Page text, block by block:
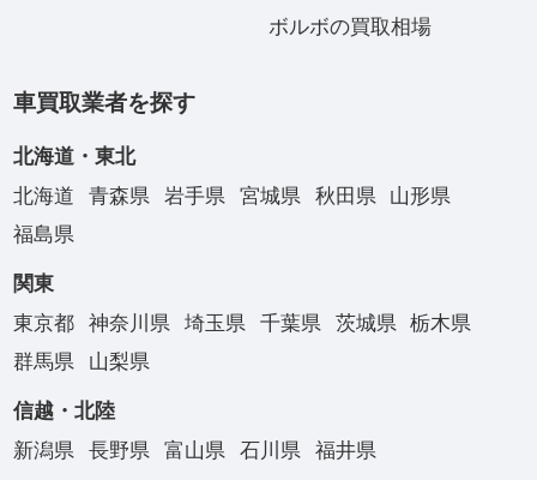
ボルボの買取相場
車買取業者を探す
北海道・東北
北海道
青森県 岩手県 宮城県 秋田県
山形県
福島県
関東
東京都
神奈川県 埼玉県 千葉県 茨城県
栃木県
群馬県
山梨県
信越・北陸
新潟県
長野県 富山県 石川県 福井県